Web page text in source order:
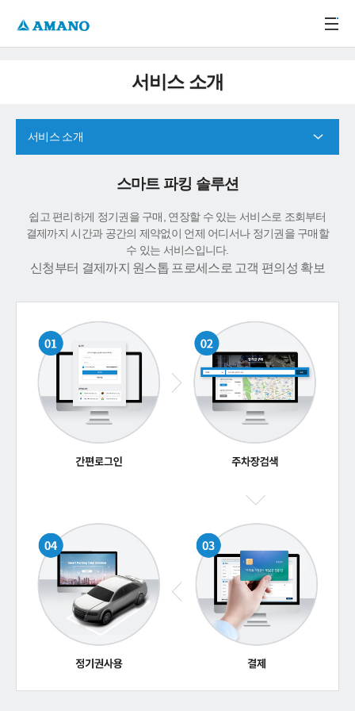
서비스 소개
서비스 소개
스마트 파킹 솔루션
쉽고 편리하게 정기권을 구매, 연장할 수 있는 서비스로 조회부터
결제까지 시간과 공간의 제약없이 언제 어디서나 정기권을 구매할
수 있는 서비스입니다.
신청부터 결제까지 원스톱 프로세스로 고객 편의성 확보